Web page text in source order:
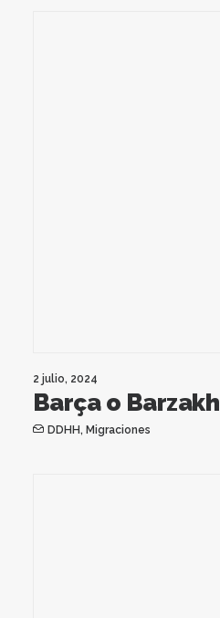
2 julio, 2024
Barça o Barzakh
DDHH, Migraciones